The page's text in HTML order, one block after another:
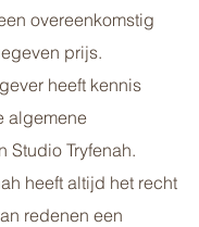
overeenkomstig
prijs.
heeft kennis
algemene
Studio Tryfenah.
heeft altijd het recht
redenen een